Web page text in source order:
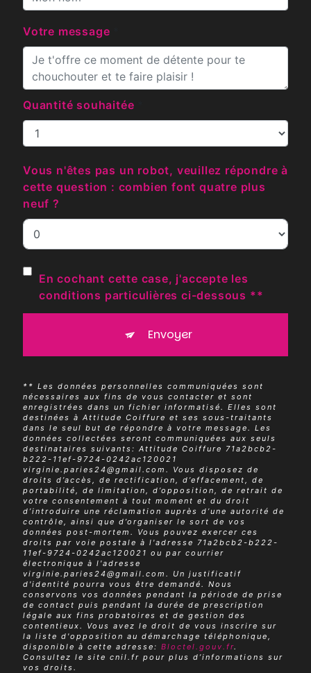
Votre message
Quantité souhaitée
Vous n'êtes pas un robot, veuillez répondre à
cette question : combien font quatre plus
neuf ?
En cochant cette case, j'accepte les
conditions particulières ci-dessous **
Envoyer
** Les données personnelles communiquées sont
nécessaires aux fins de vous contacter et sont
enregistrées dans un fichier informatisé. Elles sont
destinées à Attitude Coiffure et ses sous-traitants
dans le seul but de répondre à votre message. Les
données collectées seront communiquées aux seuls
destinataires suivants: Attitude Coiffure 71a2bcb2-
b222-11ef-9724-0242ac120021
virginie.paries24@gmail.com. Vous disposez de
droits d’accès, de rectification, d’effacement, de
portabilité, de limitation, d’opposition, de retrait de
votre consentement à tout moment et du droit
d’introduire une réclamation auprès d’une autorité de
contrôle, ainsi que d’organiser le sort de vos
données post-mortem. Vous pouvez exercer ces
droits par voie postale à l'adresse 71a2bcb2-b222-
11ef-9724-0242ac120021 ou par courrier
électronique à l'adresse
virginie.paries24@gmail.com. Un justificatif
d'identité pourra vous être demandé. Nous
conservons vos données pendant la période de prise
de contact puis pendant la durée de prescription
légale aux fins probatoires et de gestion des
contentieux. Vous avez le droit de vous inscrire sur
la liste d'opposition au démarchage téléphonique,
disponible à cette adresse: Bloctel.gouv.fr.
Consultez le site cnil.fr pour plus d’informations sur
vos droits.